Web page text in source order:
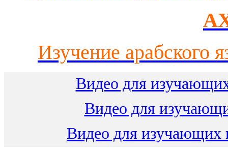
Изучение арабского
Видео для
Видео для
Видео для изучающих